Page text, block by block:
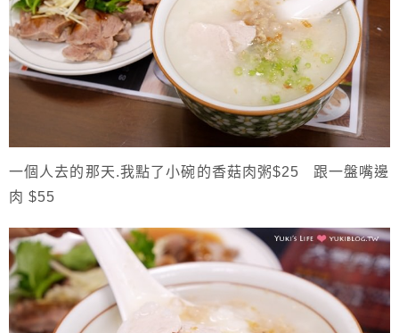
一個人去的那天.我點了小碗的香菇肉粥$25 跟一盤嘴邊
肉 $55